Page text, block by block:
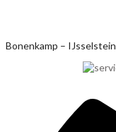
Ga
Bonenkamp – IJsselstein